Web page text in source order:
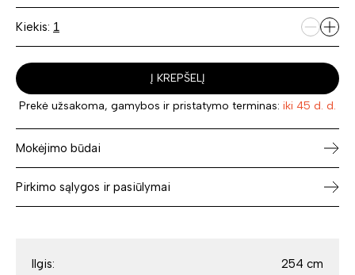
Kiekis:
Į KREPŠELĮ
Prekė užsakoma, gamybos ir pristatymo terminas: iki 45 d. d.
Mokėjimo būdai
Pirkimo sąlygos ir pasiūlymai
Ilgis:
254 cm